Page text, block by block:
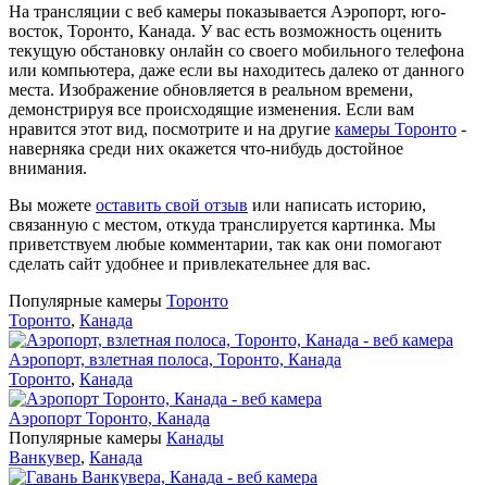
На трансляции с веб камеры показывается Аэропорт, юго-
восток, Торонто, Канада. У вас есть возможность оценить
текущую обстановку онлайн со своего мобильного телефона
или компьютера, даже если вы находитесь далеко от данного
места. Изображение обновляется в реальном времени,
демонстрируя все происходящие изменения. Если вам
нравится этот вид, посмотрите и на другие камеры Торонто -
наверняка среди них окажется что-нибудь достойное
внимания.
Вы можете оставить свой отзыв или написать историю,
связанную с местом, откуда транслируется картинка. Мы
приветствуем любые комментарии, так как они помогают
сделать сайт удобнее и привлекательнее для вас.
Популярные камеры Торонто
Торонто, Канада
Аэропорт, взлетная полоса, Торонто, Канада
Торонто, Канада
Аэропорт Торонто, Канада
Популярные камеры Канады
Ванкувер, Канада